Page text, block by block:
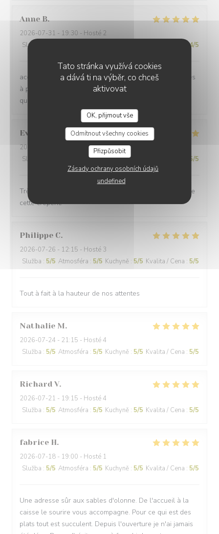
Tato stránka využívá cookies
a dává ti na výběr, co chceš
aktivovat
OK, přijmout vše
Odmítnout všechny cookies
Přizpůsobit
Zásady ochrany osobních údajů
undefined
Anne B
2026-07-31 - 19:30 - Hosté 2
Služba
4/5
accueil chaleureux, les galettes sont excellentes, dorées
à point, bien garnies salées ou sucrées. produits de
qualité! je recommande vivement cette adresse
Evan
2026-07-28
- 21:15 - Hosté 2
Služba
:5/5 Kuchyně: 5/5
Très bien mangé. Le personnel adorable Je recommande
cette crêperie
Philippe C
2026-07-26 - 12:15 - Hosté 3
Služba : 5/5 Atmosféra : 5/5 Kuchyně : 5/5 Kvalita / Cena : 5/5
Tout à fait à la hauteur de nos attentes
Nathalie M
2026-07-24 - 21:15 - Hosté 4
Služba : 5/5 Atmosféra : 5/5 Kuchyně : 5/5 Kvalita / Cena : 5/5
Richard V
2026-07-21 - 19:15 - Hosté 4
Služba : 5/5 Atmosféra : 5/5 Kuchyně : 5/5 Kvalita / Cena : 5/5
fabrice H
2026-07-18 - 19:00 - Hosté 1
Služba : 5/5 Atmosféra : 5/5 Kuchyně : 5/5 Kvalita / Cena : 5/5
Une adresse sûr aux sables d'olonne. De l'accueil à la
caisse le sourire vous accompagne. Pour ce qui est des
plats tout est succulent. Depuis l'ouverture je n'ai jamais